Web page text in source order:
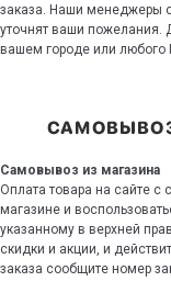
заказа. Наши менеджеры
уточнят ваши пожелания.
вашем городе или
Самовывоз из магазина
Оплата товара на сайте с
магазине и
указанному в верхней
скидки и акции, и
заказа сообщите номер